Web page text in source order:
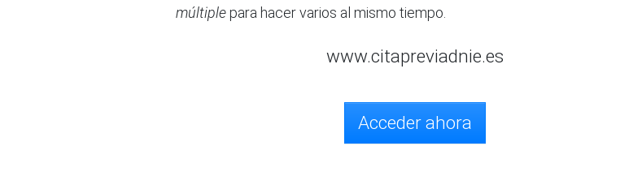
múltiplepara hacer varios al mismo tiempo.
www.citapreviadnie.es
Acceder ahora